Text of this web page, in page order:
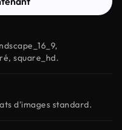
square_hd.
d'images standard.